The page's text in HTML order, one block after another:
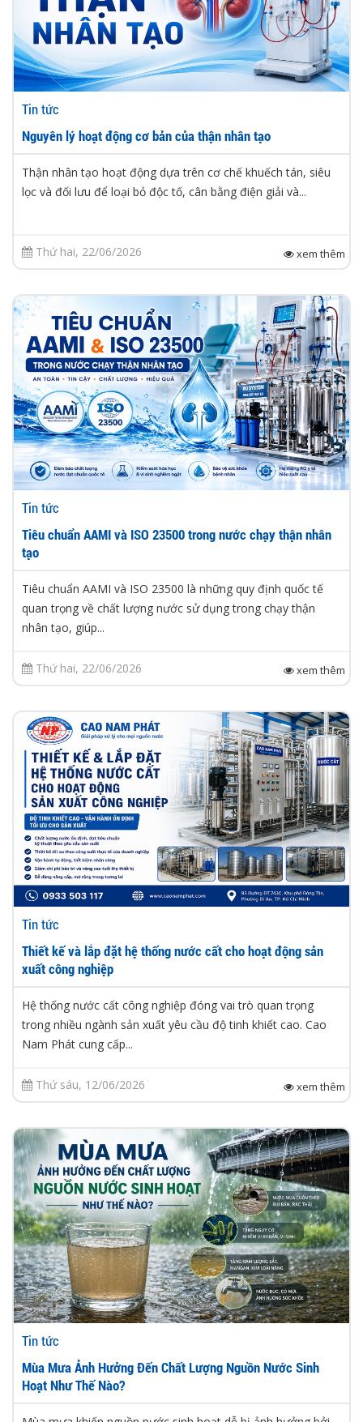
Tin tức
Nguyên lý hoạt động cơ bản của thận nhân tạo
Thận nhân tạo hoạt động dựa trên cơ chế khuếch tán, siêu
lọc và đối lưu để loại bỏ độc tố, cân bằng điện giải và...
Thứ hai, 22/06/2026 xem thêm
Tin tức
Tiêu chuẩn AAMI và ISO 23500 trong nước chạy thận nhân
tạo
Tiêu chuẩn AAMI và ISO 23500 là những quy định quốc tế
quan trọng về chất lượng nước sử dụng trong chạy thận
nhân tạo, giúp...
Thứ hai, 22/06/2026 xem thêm
Tin tức
Thiết kế và lắp đặt hệ thống nước cất cho hoạt động sản
xuất công nghiệp
Hệ thống nước cất công nghiệp đóng vai trò quan trọng
trong nhiều ngành sản xuất yêu cầu độ tinh khiết cao. Cao
Nam Phát cung cấp...
Thứ sáu, 12/06/2026 xem thêm
Tin tức
Mùa Mưa Ảnh Hưởng Đến Chất Lượng Nguồn Nước Sinh
Hoạt Như Thế Nào?